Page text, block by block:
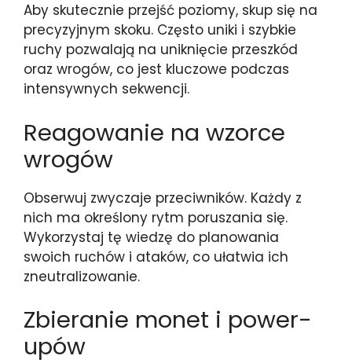
Aby skutecznie przejść poziomy, skup się na
precyzyjnym skoku. Często uniki i szybkie
ruchy pozwalają na uniknięcie przeszkód
oraz wrogów, co jest kluczowe podczas
intensywnych sekwencji.
Reagowanie na wzorce
wrogów
Obserwuj zwyczaje przeciwników. Każdy z
nich ma określony rytm poruszania się.
Wykorzystaj tę wiedzę do planowania
swoich ruchów i ataków, co ułatwia ich
zneutralizowanie.
Zbieranie monet i power-
upów